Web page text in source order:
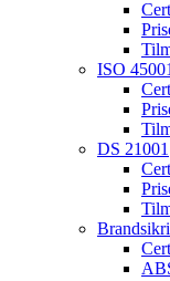
ISO 45001
DS 21001